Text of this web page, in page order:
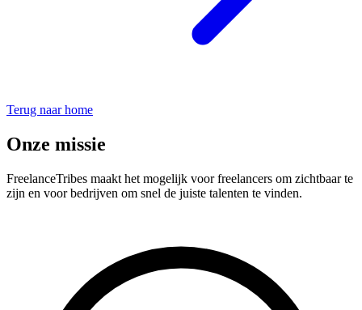
Terug naar home
Onze missie
FreelanceTribes maakt het mogelijk voor freelancers om zichtbaar te
zijn en voor bedrijven om snel de juiste talenten te vinden.